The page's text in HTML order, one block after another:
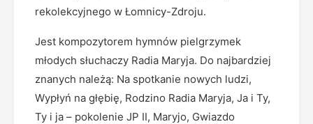
rekolekcyjnego w Łomnicy-Zdroju.
Jest kompozytorem hymnów pielgrzymek
młodych słuchaczy Radia Maryja. Do najbardziej
znanych należą: Na spotkanie nowych ludzi,
Wypłyń na głębię, Rodzino Radia Maryja, Ja i Ty,
Ty i ja – pokolenie JP II, Maryjo, Gwiazdo